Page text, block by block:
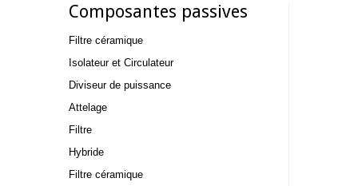
Composantes passives
Filtre céramique
Isolateur et Circulateur
Diviseur de puissance
Attelage
Filtre
Hybride
Filtre céramique